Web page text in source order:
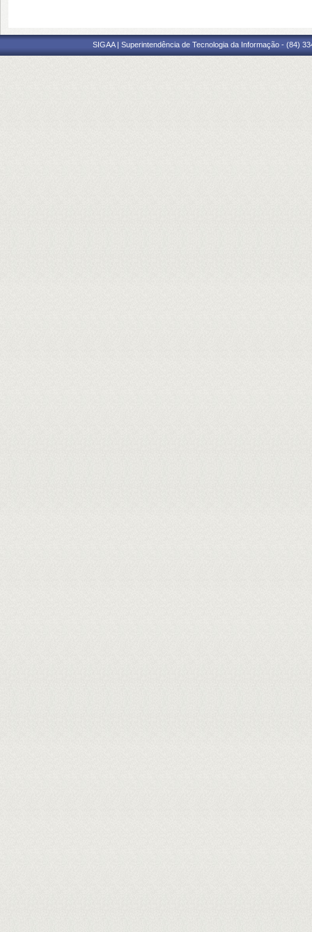
SIGAA | Superintendência de Tecnologia da Informação - (84)